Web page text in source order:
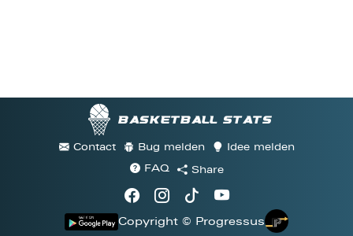
Basketball stats
Contact Bug melden
Idee melden
FAQ
Share
Copyright © Progressus